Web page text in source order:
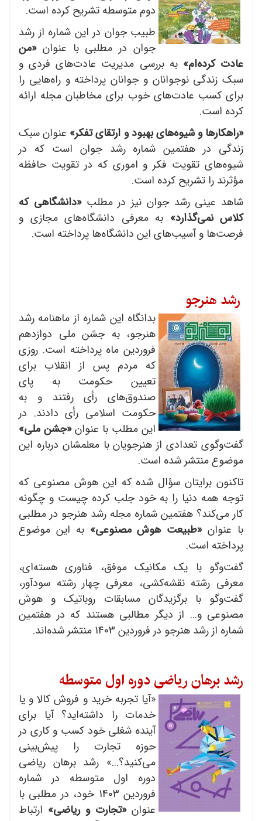
دوم متوسطه تشریح کرده است.
طبیب جوان در این شماره از رشد
جوان در مطلبی با عنوان«من
عادت کرده‌ام» به بررسی مدیریت عادت‌های فردی و
سبک زندگی نوجوانان و جوانان پرداخته و راه‌هایی را
برای کسب عادت‌های خوب برای مخاطبان مجله ارائه
کرده است.
«راهکارها و شیوه‌های بهبود و ارتقای تفکر» عنوان سبک
زندگی در هفتمین شماره رشد جوان است که در
شیوه‌‌های تقویت فکر و اموری که در تقویت حافظه
مؤثرند را تشریح کرده است.
شاهد عینی رشد جوان نیز در مطلب«دانشگاهی که
کلاس نمی‌گذارد» به معرفی دانشگاه‌های مجازی و
فرصت‌ها و آسیب‌های این دانشگاه‌ها پرداخته است.
رشد هنرجو
بدانگاه این شماره از ماهنامه رشد
هنرجو، به جشن ملی دوازدهم
فروردین ماه پرداخته است. روزی
که مردم پس از انقلاب برای
تعیین حکومت به پای
صندوق‌های رأی رفتند و به
حکومت اسلامی رأی دادند. در
این مطلب با عنوان«جشن ملی»
گفت‌وگوی تعدادی از هنرجویان با معلمشان درباره این
موضوع منتشر شده است.
تاکنون برایتان سؤال شده که این هوش مصنوعی که
توجه همه دنیا را به خود جلب کرده چیست و چگونه
کار می‌کند؟ هفتمین شماره مجله رشد هنرجو در مطلبی
با عنوان«طبیعت هوش مصنوعی» به این موضوع
پرداخته است.
گفت‌وگو با یک مکانیک موفق، فناوری هسته‌ای،
معرفی رشته نقشه‌کشی، معرفی چهار رشته سودآور،
گفت‌وگو با برگزیدگان مسابقات روباتیک و هوش
مصنوعی و... از دیگر مطالبی هستند که در هفتمین
شماره از رشد هنرجو در فروردین 1403 منتشر شده‌اند.
رشد برهان ریاضی دوره اول متوسطه
«آیا تجربه خرید و فروش کالا و یا
خدمات را داشته‌اید؟ آیا برای
آینده شغلی خود کسب و کاری در
حوزه تجارت را پیش‌بینی
می‌کنید؟...» رشد برهان ریاضی
دوره اول متوسطه در شماره
فروردین 1403 خود، در مطلبی با
عنوان«تجارت و ریاضی» ارتباط